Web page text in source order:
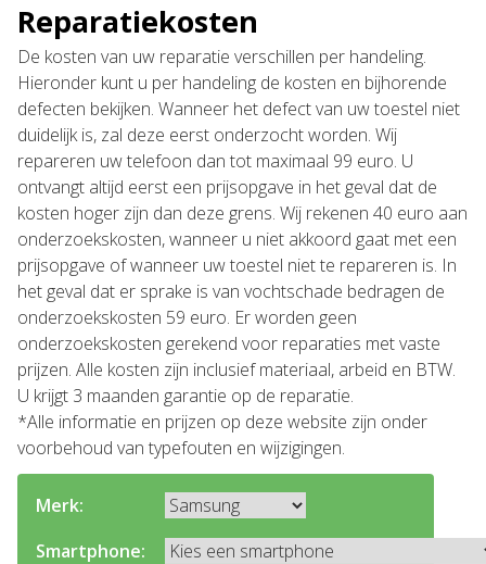
Reparatiekosten
De kosten van uw reparatie verschillen per handeling.
Hieronder kunt u per handeling de kosten en bijhorende
defecten bekijken. Wanneer het defect van uw toestel niet
duidelijk is, zal deze eerst onderzocht worden. Wij
repareren uw telefoon dan tot maximaal 99 euro. U
ontvangt altijd eerst een prijsopgave in het geval dat de
kosten hoger zijn dan deze grens. Wij rekenen 40 euro aan
onderzoekskosten, wanneer u niet akkoord gaat met een
prijsopgave of wanneer uw toestel niet te repareren is. In
het geval dat er sprake is van vochtschade bedragen de
onderzoekskosten 59 euro. Er worden geen
onderzoekskosten gerekend voor reparaties met vaste
prijzen. Alle kosten zijn inclusief materiaal, arbeid en BTW.
U krijgt 3 maanden garantie op de reparatie.
*Alle informatie en prijzen op deze website zijn onder
voorbehoud van typefouten en wijzigingen.
Merk:
Smartphone: